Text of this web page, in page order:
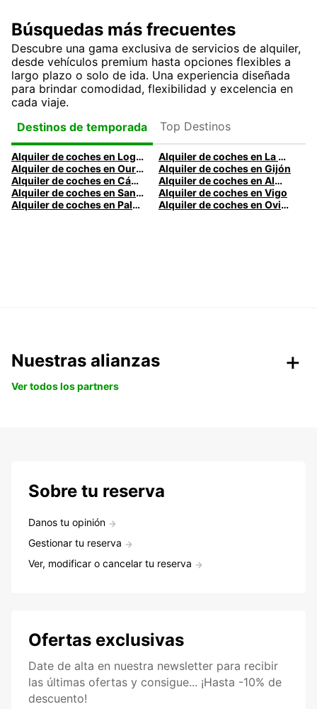
Búsquedas más frecuentes
Descubre una gama exclusiva de servicios de alquiler,
desde vehículos premium hasta opciones flexibles a
largo plazo o solo de ida. Una experiencia diseñada
para brindar comodidad, flexibilidad y excelencia en
cada viaje.
Destinos de temporada
Top Destinos
Alquiler de coches en Logroño
Alquiler de coches en La Coruña
Alquiler de coches en Ourense
Alquiler de coches en Gijón
Alquiler de coches en Cádiz
Alquiler de coches en Almería
Alquiler de coches en Santander
Alquiler de coches en Vigo
Alquiler de coches en Palma
Alquiler de coches en Oviedo
Nuestras alianzas
Ver todos los partners
Sobre tu reserva
Danos tu opinión
Gestionar tu reserva
Ver, modificar o cancelar tu reserva
Ofertas exclusivas
Date de alta en nuestra newsletter para recibir
las últimas ofertas y consigue... ¡Hasta -10% de
descuento!